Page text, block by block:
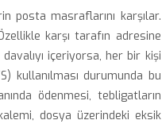
posta masraflarını karşılar.
karşı tarafın adresine
içeriyorsa, her bir kişi
kullanılması durumunda bu
ödenmesi, tebligatların
dosya üzerindeki eksik